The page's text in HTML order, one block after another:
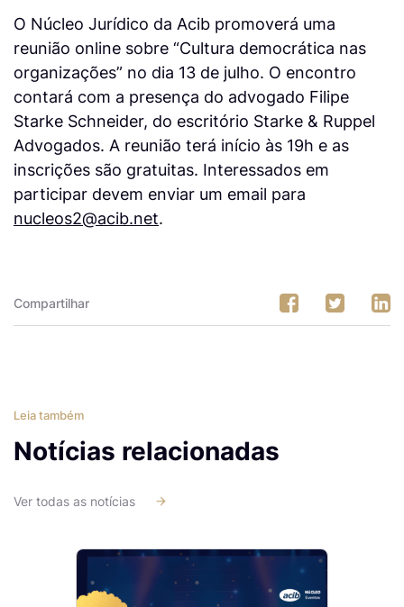
O Núcleo Jurídico da Acib promoverá uma
reunião online sobre “Cultura democrática nas
organizações” no dia 13 de julho. O encontro
contará com a presença do advogado Filipe
Starke Schneider, do escritório Starke & Ruppel
Advogados. A reunião terá início às 19h e as
inscrições são gratuitas. Interessados em
participar devem enviar um email para
nucleos2@acib.net.
Compartilhar
Leia também
Notícias relacionadas
Ver todas as notícias